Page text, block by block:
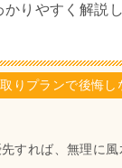
かりやすく解説
りプランで後悔
すれば、無理に